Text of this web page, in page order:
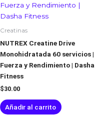
Creatinas
NUTREX Creatine Drive
Monohidratada 60 servicios |
Fuerza y Rendimiento | Dasha
Fitness
$30.00
Añadir al carrito